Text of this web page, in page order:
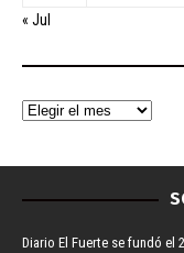
« Jul
Diario El Fuerte se fundó el